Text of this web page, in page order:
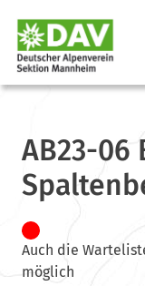
AB23-06
Auch die
möglich